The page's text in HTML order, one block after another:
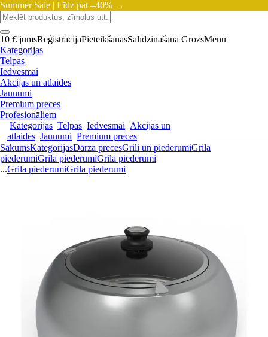
Summer Sale | Līdz pat –40% →
10 € jumsReģistrācijaPieteikšanāsSalīdzināšana GrozsMenu
Kategorijas
Telpas
Iedvesmai
Akcijas un atlaides
Jaunumi
Premium preces
Profesionāļiem
Kategorijas Telpas Iedvesmai Akcijas un
atlaides Jaunumi Premium preces
SākumsKategorijasDārza precesGrili un piederumiGrila
piederumiGrila piederumiGrila piederumi
...Grila piederumiGrila piederumi